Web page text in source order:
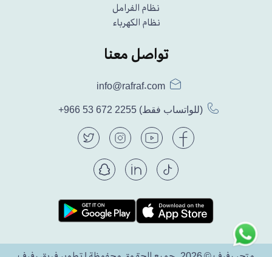
نظام الفرامل
نظام الكهرباء
تواصل معنا
info@rafraf.com
+966 53 672 2255 (للواتساب فقط)